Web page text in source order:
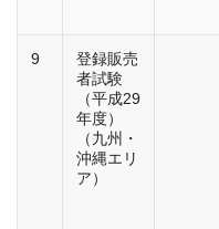
9
登録販売
者試験
（平成29
年度）
（九州・
沖縄エリ
ア）